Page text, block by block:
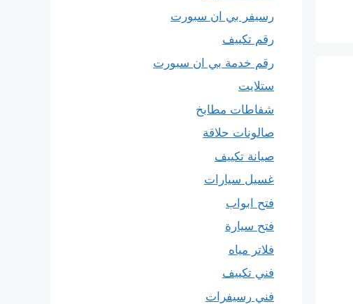
رسيفر بي ان سبورت
رقم تكييف
رقم خدمة بي ان سبورت
ستلايت
شفاطات مطابخ
صالونات حلاقة
صيانة تكييف
غسيل سيارات
فتح ابواب
فتح سيارة
فلاتر مياه
فني تكييف
فني رسيفرات